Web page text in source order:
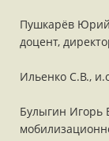
Пушкарёв Юрий
доцент,
Ильенко С.В.,
Булыгин Игорь